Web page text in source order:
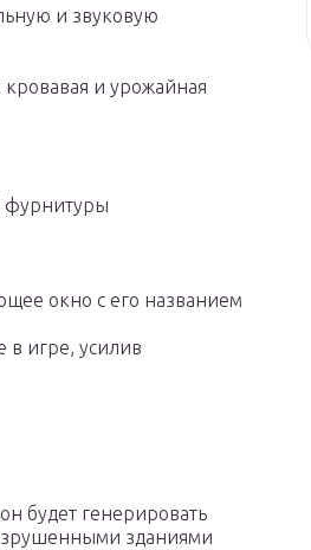
и звуковую
и урожайная
фурнитуры
окно с его названием
игре, усилив
будет генерировать
зданиями